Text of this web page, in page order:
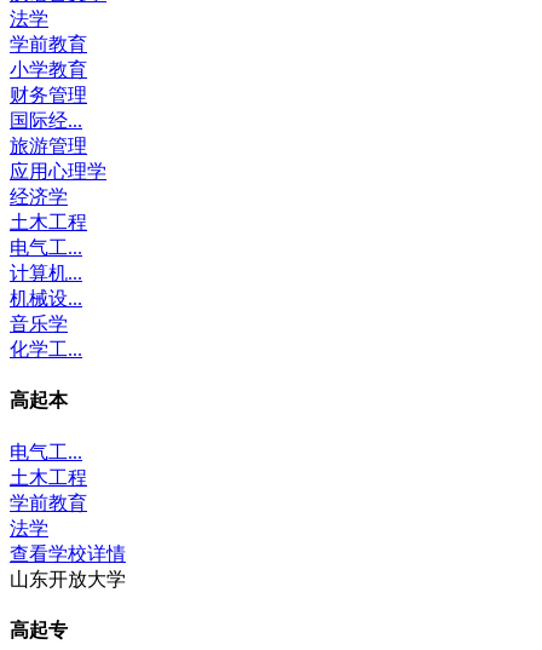
法学
学前教育
小学教育
财务管理
国际经...
旅游管理
应用心理学
经济学
土木工程
电气工...
计算机...
机械设...
音乐学
化学工...
高起本
电气工...
土木工程
学前教育
法学
查看学校详情
山东开放大学
高起专